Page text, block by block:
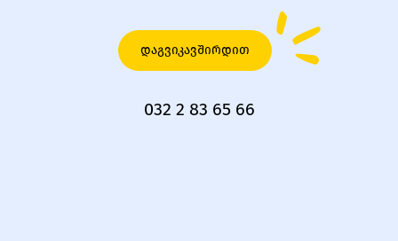
დაგვიკავშირდით
032 2 83 65 66